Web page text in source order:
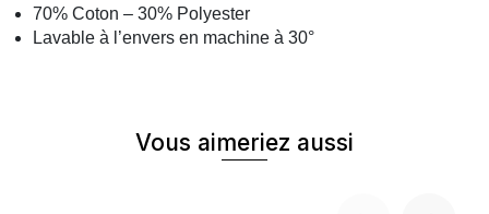
70% Coton – 30% Polyester
Lavable à l’envers en machine à 30°
Vous aimeriez aussi